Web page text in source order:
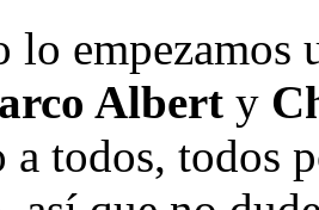
lo empezamos
Albert y
a todos, todos